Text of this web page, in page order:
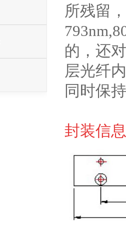
所残留
的，还
层光纤
同时保
封装信